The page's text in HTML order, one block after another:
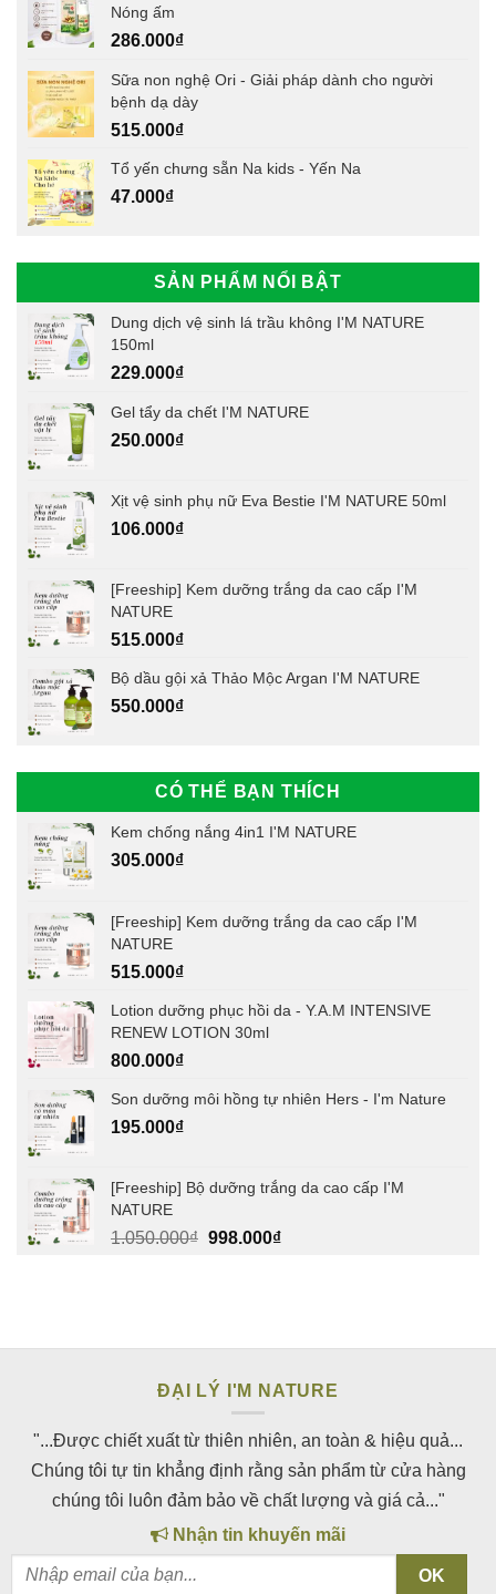
Nóng ấm
286.000₫
Sữa non nghệ Ori - Giải pháp dành cho người
bệnh dạ dày
515.000₫
Tổ yến chưng sẵn Na kids - Yến Na
47.000₫
SẢN PHẨM NỔI BẬT
Dung dịch vệ sinh lá trầu không I'M NATURE
150ml
229.000₫
Gel tẩy da chết I'M NATURE
250.000₫
Xịt vệ sinh phụ nữ Eva Bestie I'M NATURE 50ml
106.000₫
[Freeship] Kem dưỡng trắng da cao cấp I'M
NATURE
515.000₫
Bộ dầu gội xả Thảo Mộc Argan I'M NATURE
550.000₫
CÓ THỂ BẠN THÍCH
Kem chống nắng 4in1 I'M NATURE
305.000₫
[Freeship] Kem dưỡng trắng da cao cấp I'M
NATURE
515.000₫
Lotion dưỡng phục hồi da - Y.A.M INTENSIVE
RENEW LOTION 30ml
800.000₫
Son dưỡng môi hồng tự nhiên Hers - I'm Nature
195.000₫
[Freeship] Bộ dưỡng trắng da cao cấp I'M
NATURE
1.050.000₫ Giá
998.000₫Giá
ĐẠI LÝ I'M NATURE
"...Được chiết xuất từ thiên nhiên, an toàn & hiệu quả...
Chúng tôi tự tin khẳng định rằng sản phẩm từ cửa hàng
chúng tôi luôn đảm bảo về chất lượng và giá cả..."
Nhận tin khuyến mãi